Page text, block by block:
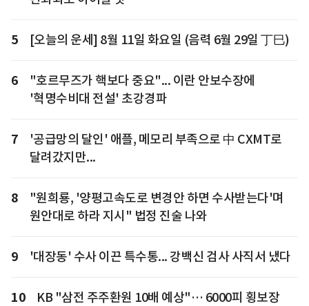
5 [오늘의 운세] 8월 11일 화요일 (음력 6월 29일 丁巳)
6
"호르무즈가 핵보다 중요"... 이란 안보수장에
'혁명수비대 전설' 초강경파
7
'공급망의 달인' 애플, 메모리 부족으로 中 CXMT로
달려갔지만...
8
"원희룡, '양평고속도로 변경안 하면 수사받는다'며
원안대로 하라 지시" 법정 진술 나와
9 '대장동' 수사 이끈 특수통... 강백신 검사 사직서 냈다
10
KB "삼전 주주환원 10배 예상"… 6000피 횡보장